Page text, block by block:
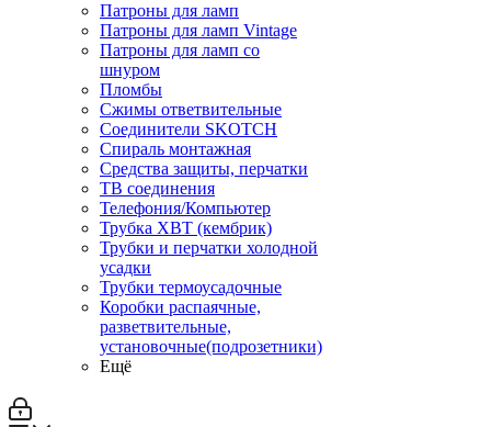
Патроны для ламп
Патроны для ламп Vintage
Патроны для ламп со
шнуром
Пломбы
Сжимы ответвительные
Соединители SKOTCH
Спираль монтажная
Средства защиты, перчатки
ТВ соединения
Телефония/Компьютер
Трубка ХВТ (кембрик)
Трубки и перчатки холодной
усадки
Трубки термоусадочные
Коробки распаячные,
разветвительные,
установочные(подрозетники)
Ещё